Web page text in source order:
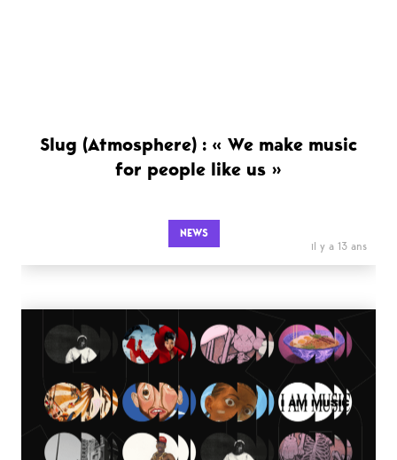
Slug (Atmosphere) : « We make music
for people like us »
NEWS
il y a 13 ans